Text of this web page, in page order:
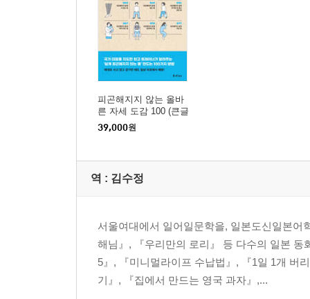
피곤해지지 않는 올바
른 자세 도감 100 (큰글
자도서)
39,000원
역 : 김수정
서울여대에서 일어일문학을, 일본도신일본
해님』, 『우리만의 로리』 등 다수의 일본
5』, 『미니멀라이프 수납법』, 『1일 1개 버
기』, 『집에서 만드는 영국 과자』,...